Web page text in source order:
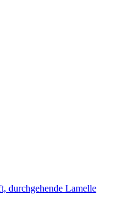
durchgehende Lamelle